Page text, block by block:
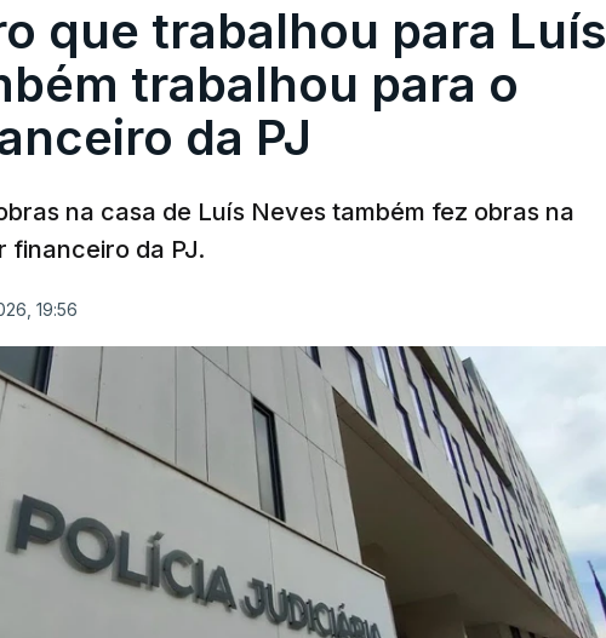
que trabalhou para Luís
trabalhou para o
da PJ
na casa de Luís Neves também fez obras na
financeiro da PJ.
19:56